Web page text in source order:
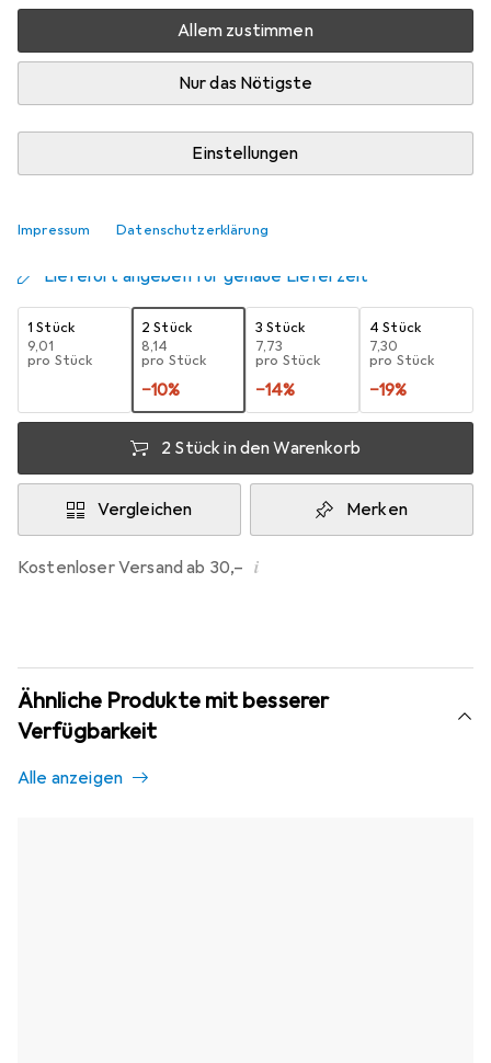
Allem zustimmen
Nur das Nötigste
Einstellungen
Impressum Datenschutzerklärung
Bewertungen Marke
Mehr von OKdo
Zwischen Di, 18.8. und Do, 20.8. geliefert
Lieferort angeben für genaue Lieferzeit
1 Stück
EUR
9,01
pro Stück
2 Stück
EUR
8,14
pro Stück
−10%
3 Stück
EUR
7,73
pro Stück
−14%
4 Stück
EUR
7,30
pro Stück
−19%
2 Stück in den Warenkorb
Vergleichen Merken
Kostenloser Versand ab 30,– i
Ähnliche Produkte mit besserer
Verfügbarkeit
Alle anzeigen